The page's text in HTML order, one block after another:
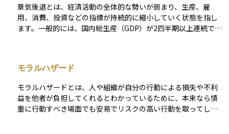
ています。 こうしたリスクに備えるうえでの基本は、ポートフ
ォリオ全体の分散です。業種や地域、格付けの異なる債券を組
み合わせることで、特定の発行体の信用悪化がポートフォリオ
力が低いため、景気後退時などには価格が大きく下落するリス
クを抱えています。リスクを抑えたい局面では、投資適格債へ
のシフトやデュレーションの短縮、さらにCDSなどを活用した
部分的なヘッジといった対策が有効です。 投資判断において
は、「高い利回りは信用リスクの対価である」という原則を常
倒産のリスクが低いと考えられるため、企業の健全性を見極め
るうえで重要な指標のひとつです。特に長期投資を考える際に
は、注目しておきたい数字です。
景気後退とは、経済活動の全体的な勢いが弱まり、生産、雇
用、消費、投資などの指標が持続的に縮小していく状態を指し
ます。一般的には、国内総生産（GDP）が2四半期以上連続でマ
退は、金融危機、供給ショック、金利の上昇、外需の減退など
さまざまな要因によって引き起こされ、政策対応としては、金
融緩和や財政出動などの景気刺激策が取られることが多いで
す。資産運用やビジネス戦略を考える上でも、景気循環の一局
面として、重要な経済概念です。
モラルハザード
モラルハザードとは、人や組織が自分の行動による損失や不利
益を他者が負担してくれるとわかっているために、本来なら慎
重に行動すべき場面でも安易でリスクの高い行動を取ってしま